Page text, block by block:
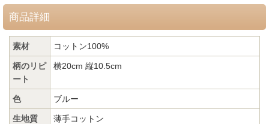
商品詳細
素材 コットン100%
柄のリピ
ート
横20cm 縦10.5cm
色 ブルー
生地質 薄手コットン